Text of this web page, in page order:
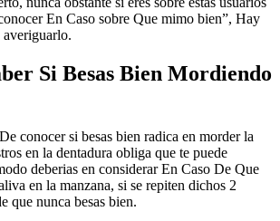
En Caso sobre Que mimo bien”, Hay
averiguarlo.
Si Besas Bien Mordiendo
conocer si besas bien radica en morder la
en la dentadura obliga que te puede
deberias en considerar En Caso De Que
en la manzana, si se repiten dichos 2
que nunca besas bien.